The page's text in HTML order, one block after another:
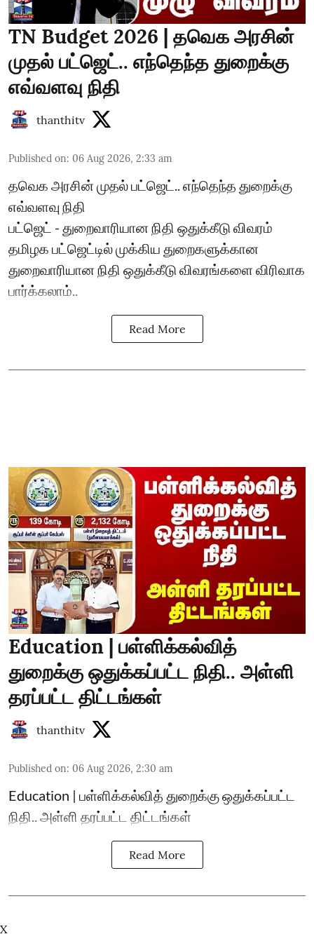
TN Budget 2026 | தவெக அரசின்
முதல் பட்ஜெட்.. எந்தெந்த துறைக்கு
எவ்வளவு நிதி
thanthitv
Published on: 06 Aug 2026, 2:33 am
தவெக அரசின் முதல் பட்ஜெட்.. எந்தெந்த துறைக்கு
எவ்வளவு நிதி
பட்ஜெட் - துறைவாரியான நிதி ஒதுக்கீடு விவரம்
தமிழக பட்ஜெட்டில் முக்கிய துறைகளுக்கான
துறைவாரியான நிதி ஒதுக்கீடு விவரங்களை விரிவாக
பார்க்கலாம்..
Read More
Education | பள்ளிக்கல்வித்
துறைக்கு ஒதுக்கப்பட்ட நிதி.. அள்ளி
தரப்பட்ட திட்டங்கள்
thanthitv
Published on: 06 Aug 2026, 2:30 am
Education | பள்ளிக்கல்வித் துறைக்கு ஒதுக்கப்பட்ட
நிதி.. அள்ளி தரப்பட்ட திட்டங்கள்
Read More
X